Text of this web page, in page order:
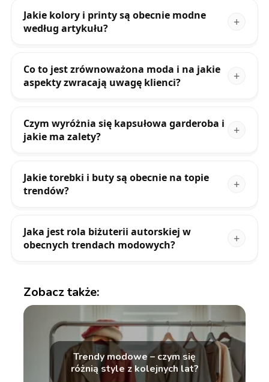
Jakie kolory i printy są obecnie modne
według artykułu?
Co to jest zrównoważona moda i na jakie
aspekty zwracają uwagę klienci?
Czym wyróżnia się kapsułowa garderoba i
jakie ma zalety?
Jakie torebki i buty są obecnie na topie
trendów?
Jaka jest rola biżuterii autorskiej w
obecnych trendach modowych?
Zobacz także:
Trendy modowe – czym się
różnią style z kolejnych lat?